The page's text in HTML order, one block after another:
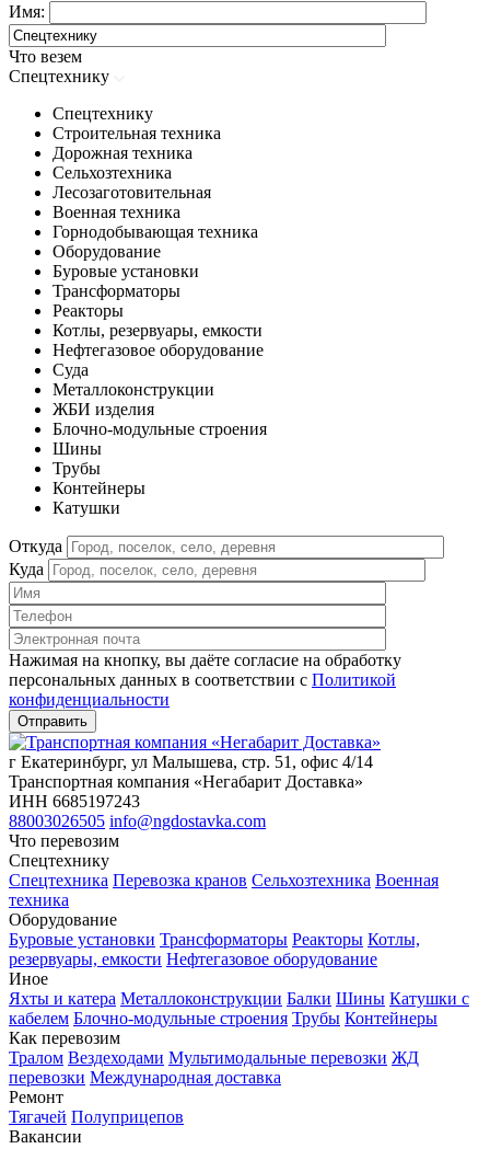
Имя:
Что везем
Спецтехнику
Спецтехнику
Строительная техника
Дорожная техника
Сельхозтехника
Лесозаготовительная
Военная техника
Горнодобывающая техника
Оборудование
Буровые установки
Трансформаторы
Реакторы
Котлы, резервуары, емкости
Нефтегазовое оборудование
Cуда
Металлоконструкции
ЖБИ изделия
Блочно-модульные строения
Шины
Трубы
Контейнеры
Катушки
Откуда
Куда
Нажимая на кнопку, вы даёте согласие на обработку
персональных данных в соответствии c Политикой
конфиденциальности
г Екатеринбург, ул Малышева, стр. 51, офис 4/14
Транспортная компания «Негабарит Доставка»
ИНН 6685197243
88003026505 info@ngdostavka.com
Что перевозим
Спецтехнику
Спецтехника Перевозка кранов Сельхозтехника Военная
техника
Оборудование
Буровые установки Трансформаторы Реакторы Котлы,
резервуары, емкости Нефтегазовое оборудование
Иное
Яхты и катера Металлоконструкции Балки Шины Катушки с
кабелем Блочно-модульные строения Трубы Контейнеры
Как перевозим
Тралом Вездеходами Мультимодальные перевозки ЖД
перевозки Международная доставка
Ремонт
Тягачей Полуприцепов
Вакансии